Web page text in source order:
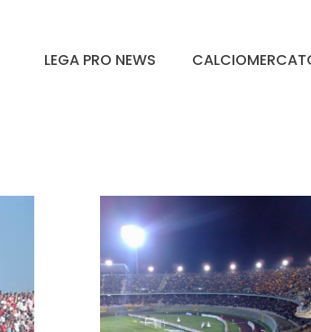
LEGA PRO NEWS